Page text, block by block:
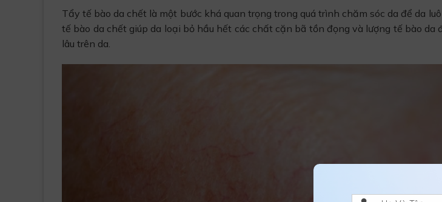
Tẩy tế bào da chết là một bước khá quan trọng trong quá trình chăm sóc da để da
tế bào da chết giúp da loại bỏ hầu hết các chất cặn bã tồn đọng và lượng tế bào da
lâu trên da.